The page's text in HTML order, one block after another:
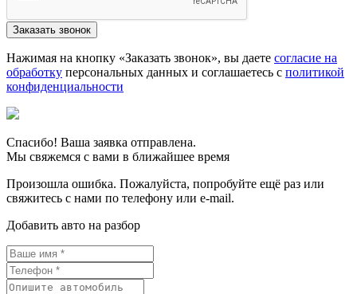
Нажимая на кнопку «Заказать звонок», вы даете согласие на
обработку персональных данных и соглашаетесь c политикой
конфиденциальности
Спасибо! Ваша заявка отправлена.
Мы свяжемся с вами в ближайшее время
Произошла ошибка. Пожалуйста, попробуйте ещё раз или
свяжитесь с нами по телефону или e-mail.
Добавить авто на разбор